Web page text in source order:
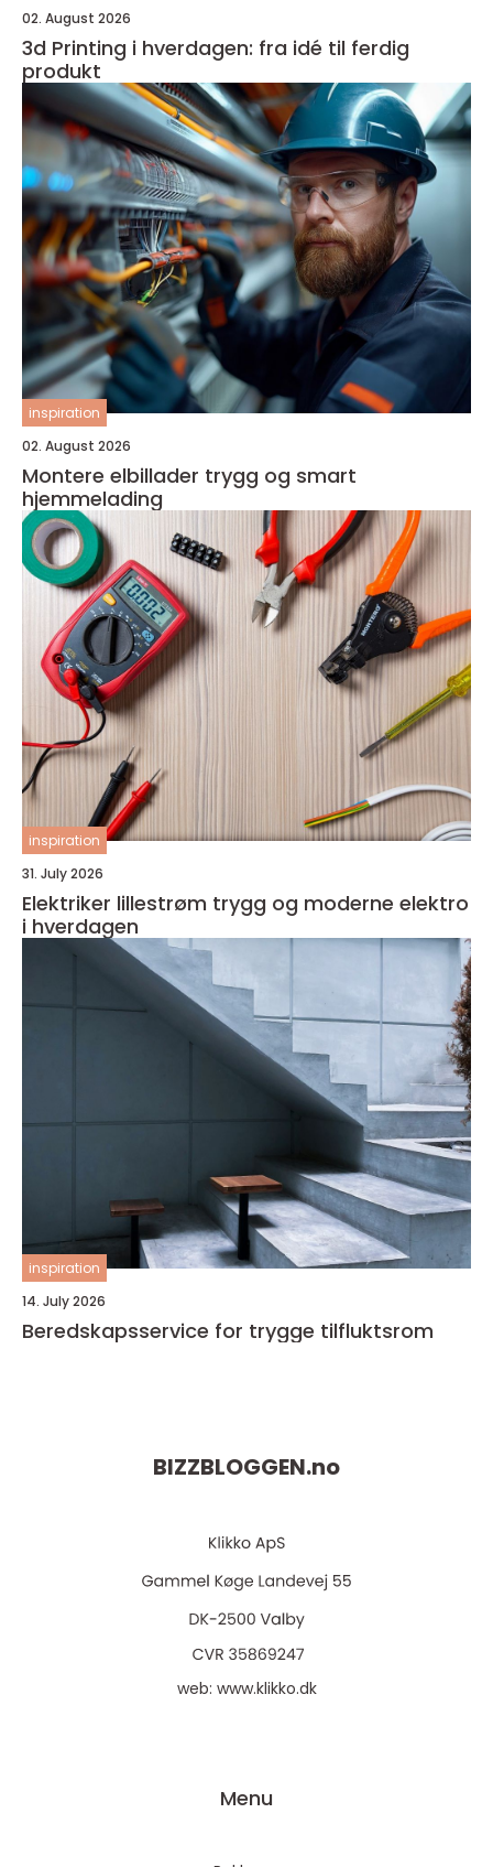
02. August 2026
3d Printing i hverdagen: fra idé til ferdig
produkt
inspiration
02. August 2026
Montere elbillader trygg og smart
hjemmelading
inspiration
31. July 2026
Elektriker lillestrøm trygg og moderne elektro
i hverdagen
inspiration
14. July 2026
Beredskapsservice for trygge tilfluktsrom
BIZZBLOGGEN.no
web: www.klikko.dk
Menu